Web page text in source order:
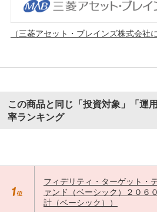
（三菱アセット・ブレインズ株式会社
この商品と同じ「投資対象」「運
率ランキング
フィデリティ・ターゲット・
ァンド（ベーシック）２０６
計（ベーシック））